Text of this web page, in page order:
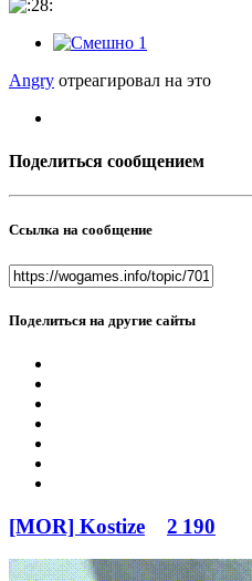
1
Angry отреагировал на это
Поделиться сообщением
Ссылка на сообщение
Поделиться на другие сайты
[MOR] Kostize 2 190